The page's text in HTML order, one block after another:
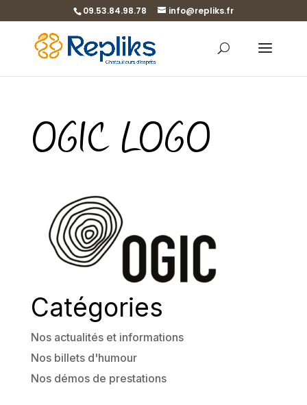
09.53.84.98.78 info@repliks.fr
OGIC LOGO
Catégories
Nos actualités et informations
Nos billets d'humour
Nos démos de prestations